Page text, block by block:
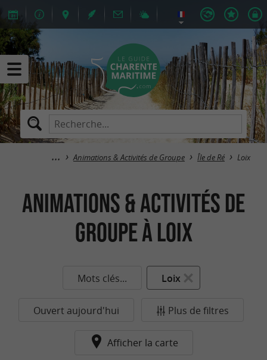
Animations & Activités de Groupe Île de Ré Loix
Animations & Activités de
Groupe à Loix
Mots clés... Loix
Ouvert aujourd'hui Plus de filtres
Afficher la carte